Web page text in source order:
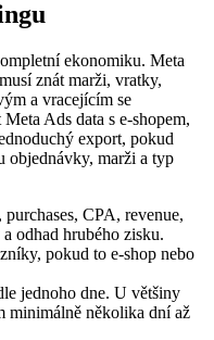
ekonomiku. Meta
znát marži, vratky,
a vracejícím se
Ads data s e-shopem,
export, pokud
objednávky, marži a typ
CPA, revenue,
odhad hrubého zisku.
pokud to e-shop nebo
jednoho dne. U většiny
minimálně několika dní až